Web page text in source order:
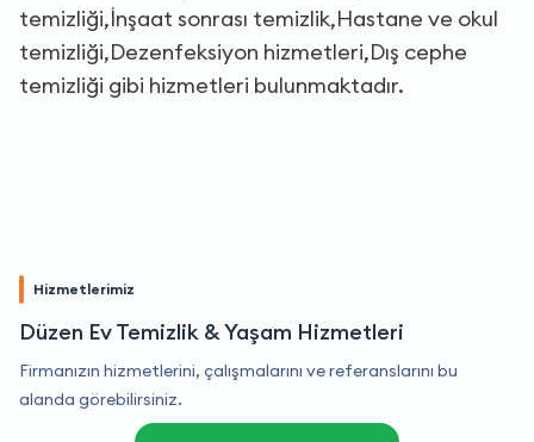
temizliği,İnşaat sonrası temizlik,Hastane ve okul
temizliği,Dezenfeksiyon hizmetleri,Dış cephe
temizliği gibi hizmetleri bulunmaktadır.
Hizmetlerimiz
Düzen Ev Temizlik & Yaşam Hizmetleri
Firmanızın hizmetlerini, çalışmalarını ve referanslarını bu
alanda görebilirsiniz.